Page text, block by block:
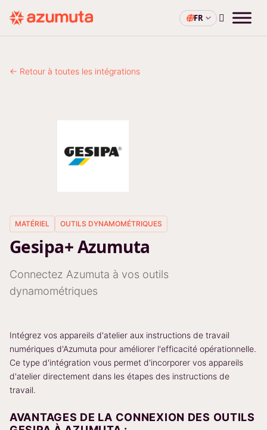
FR
← Retour à toutes les intégrations
MATÉRIEL OUTILS DYNAMOMÉTRIQUES
Gesipa+ Azumuta
Connectez Azumuta à vos outils
dynamométriques
Intégrez vos appareils d'atelier aux instructions de travail
numériques d'Azumuta pour améliorer l'efficacité opérationnelle.
Ce type d'intégration vous permet d'incorporer vos appareils
d'atelier directement dans les étapes des instructions de
travail.
AVANTAGES DE LA CONNEXION DES OUTILS